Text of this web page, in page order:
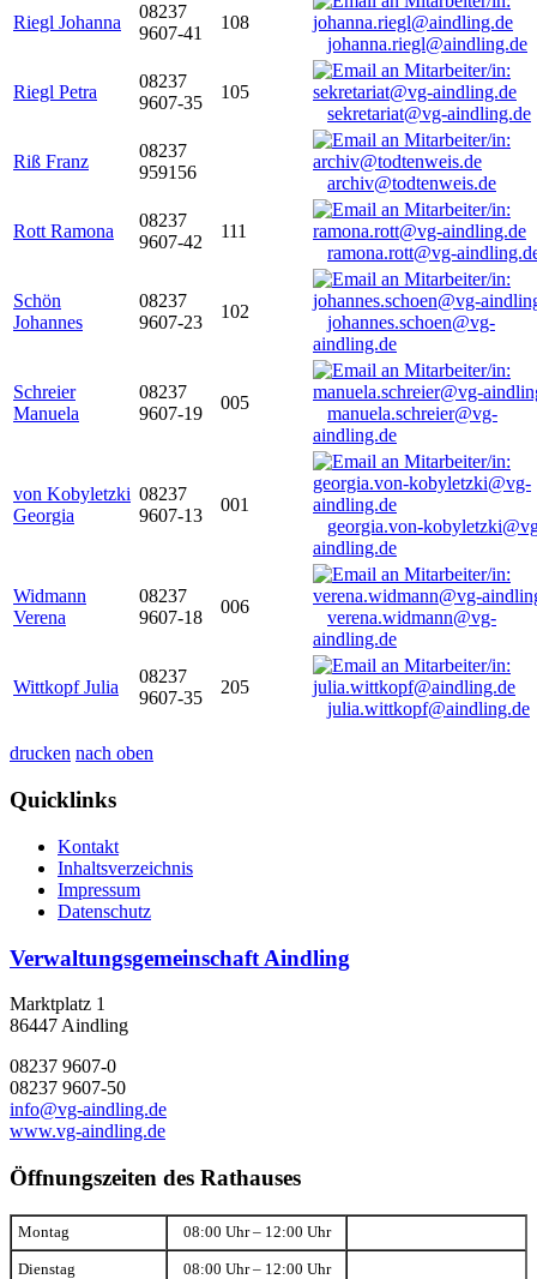
Riegl Johanna
08237
9607-41
108
johanna.riegl@aindling.de
Riegl Petra
08237
9607-35
105
sekretariat@vg-aindling.de
Riß Franz
08237
959156
archiv@todtenweis.de
Rott Ramona
08237
9607-42
111
ramona.rott@vg-
Schön
Johannes
08237
9607-23
102
johannes.schoen@vg-
aindling.de
Schreier
Manuela
08237
9607-19
005
manuela.schreier@vg-
aindling.de
von Kobyletzki
Georgia
08237
9607-13
001
georgia.von-
aindling.de
Widmann
Verena
08237
9607-18
006
verena.widmann@vg-
aindling.de
Wittkopf Julia
08237
9607-35
205
julia.wittkopf@aindling.de
drucken nach oben
Quicklinks
Kontakt
Inhaltsverzeichnis
Impressum
Datenschutz
Verwaltungsgemeinschaft Aindling
Marktplatz 1
86447 Aindling
08237 9607-0
08237 9607-50
info@vg-aindling.de
www.vg-aindling.de
Öffnungszeiten des Rathauses
Montag 08:00 Uhr – 12:00 Uhr
Dienstag 08:00 Uhr – 12:00 Uhr